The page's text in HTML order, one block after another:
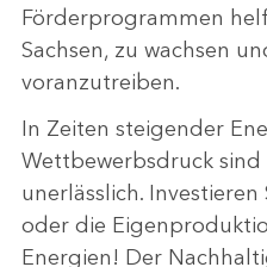
Förderprogrammen
Sachsen, zu wachsen
voranzutreiben.
In Zeiten steigender
Wettbewerbsdruck
unerlässlich.
oder die
Energien! Der